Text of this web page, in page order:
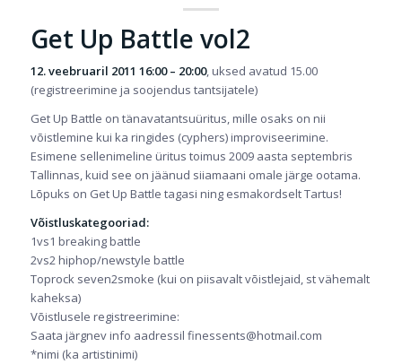
Get Up Battle vol2
12. veebruaril 2011 16:00 – 20:00, uksed avatud 15.00
(registreerimine ja soojendus tantsijatele)
Get Up Battle on tänavatantsuüritus, mille osaks on nii
võistlemine kui ka ringides (cyphers) improviseerimine.
Esimene sellenimeline üritus toimus 2009 aasta septembris
Tallinnas, kuid see on jäänud siiamaani omale järge ootama.
Lõpuks on Get Up Battle tagasi ning esmakordselt Tartus!
Võistluskategooriad:
1vs1 breaking battle
2vs2 hiphop/newstyle battle
Toprock seven2smoke (kui on piisavalt võistlejaid, st vähemalt
kaheksa)
Võistlusele registreerimine:
Saata järgnev info aadressil finessents@hotmail.com
*nimi (ka artistinimi)